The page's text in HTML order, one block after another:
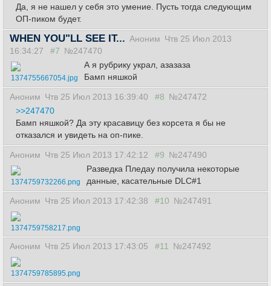
Да, я не нашел у себя это умение. Пусть тогда следующим
ОП-пиком будет.
WHEN YOU"LL SEE IT... Аноним Чтв 25 Июл 2013
16:34:27
#7 №247470
1374755667054.jpg
А я рубрику украл, азазаза
Бамп няшкой
Аноним Чтв 25 Июл 2013 16:39:40 #8 №247472
>>247470
Бамп няшкой? Да эту красавицу без корсета я бы не
отказался и увидеть на оп-пике.
Аноним Чтв 25 Июл 2013 17:42:12 #9 №247490
1374759732266.png
Разведка Пледау получила некоторые
данные, касательные DLC#1
Аноним Чтв 25 Июл 2013 17:42:38 #10 №247491
1374759758217.png
Аноним Чтв 25 Июл 2013 17:43:05 #11 №247492
1374759785895.png